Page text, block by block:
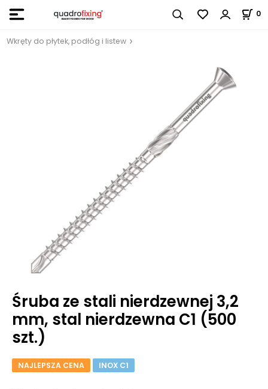
0
Wkręty do płytek, podłóg i listew
Śruba ze stali nierdzewnej 3,2
mm, stal nierdzewna C1 (500
szt.)
NAJLEPSZA CENA INOX C1